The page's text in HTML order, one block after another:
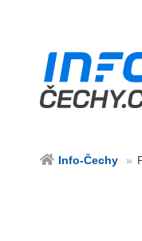
Info-Čechy